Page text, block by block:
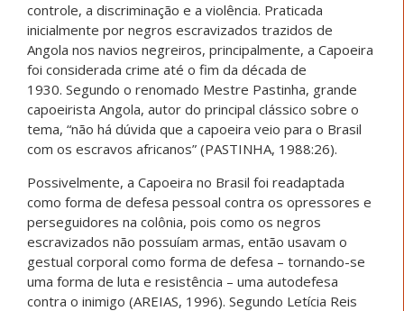
controle, a discriminação e a violência. Praticada
inicialmente por negros escravizados trazidos de
Angola nos navios negreiros, principalmente, a Capoeira
foi considerada crime até o fim da década de
1930. Segundo o renomado Mestre Pastinha, grande
capoeirista Angola, autor do principal clássico sobre o
tema, “não há dúvida que a capoeira veio para o Brasil
com os escravos africanos” (PASTINHA, 1988:26).
Possivelmente, a Capoeira no Brasil foi readaptada
como forma de defesa pessoal contra os opressores e
perseguidores na colônia, pois como os negros
escravizados não possuíam armas, então usavam o
gestual corporal como forma de defesa – tornando-se
uma forma de luta e resistência – uma autodefesa
contra o inimigo (AREIAS, 1996). Segundo Letícia Reis